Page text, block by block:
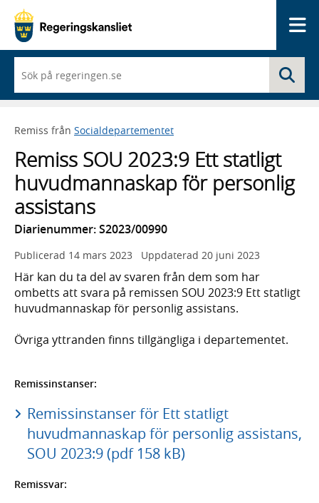
du
börjar
skriva
framträder
lista
med
sökförslag
Remiss från Socialdepartementet
Remiss SOU 2023:9 Ett statligt
huvudmannaskap för personlig
assistans
Diarienummer: S2023/00990
Publicerad 14 mars 2023 Uppdaterad 20 juni 2023
Här kan du ta del av svaren från dem som har
ombetts att svara på remissen SOU 2023:9 Ett statligt
huvudmannaskap för personlig assistans.
Övriga yttranden finns tillgängliga i departementet.
Remissinstanser:
Remissinstanser för Ett statligt
huvudmannaskap för personlig assistans,
SOU 2023:9 (pdf 158 kB)
Remissvar: